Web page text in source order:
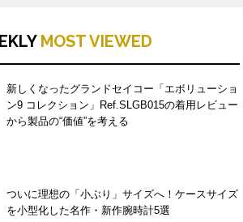
MOST VIEWED
新しくなったグランドセイコー「エボリューショ
ン9 コレクション」Ref.SLGB015の着用レビュー
から製品の“価値”を考える
ついに理想の「小ぶり」サイズへ！ケースサイズ
を小型化した名作・新作腕時計5選